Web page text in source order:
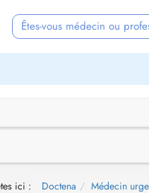
Êtes-vous médecin ou
ici : Doctena Médecin